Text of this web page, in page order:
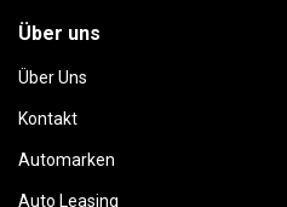
Über uns
Über Uns
Kontakt
Automarken
Auto Leasing